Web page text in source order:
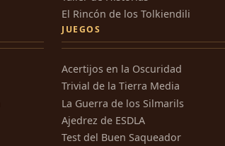
El Rincón de los Tolkiendili
JUEGOS
Acertijos en la Oscuridad
Trivial de la Tierra Media
La Guerra de los Silmarils
Ajedrez de ESDLA
Test del Buen Saqueador